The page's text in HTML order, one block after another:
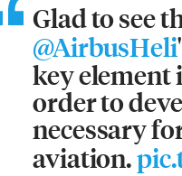
Glad to see
@AirbusHeli
key
order to
necessary
aviation.